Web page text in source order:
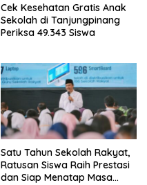
Cek Kesehatan Gratis Anak
Sekolah di Tanjungpinang
Periksa 49.343 Siswa
Satu Tahun Sekolah Rakyat,
Ratusan Siswa Raih Prestasi
dan Siap Menatap Masa